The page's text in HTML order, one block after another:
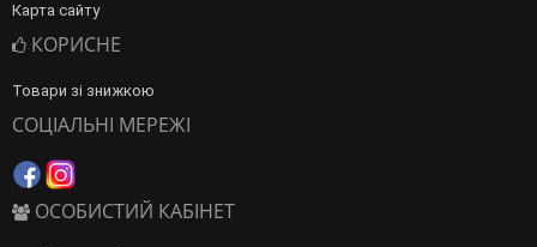
Карта сайту
КОРИСНЕ
Товари зі знижкою
СОЦІАЛЬНІ МЕРЕЖІ
ОСОБИСТИЙ КАБІНЕТ